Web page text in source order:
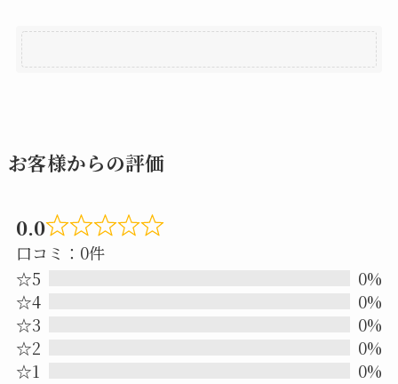
お客様からの評価
0.0
Rated
口コミ：0件
☆5
0%
☆4
0%
☆3
0%
☆2
0%
☆1
0%